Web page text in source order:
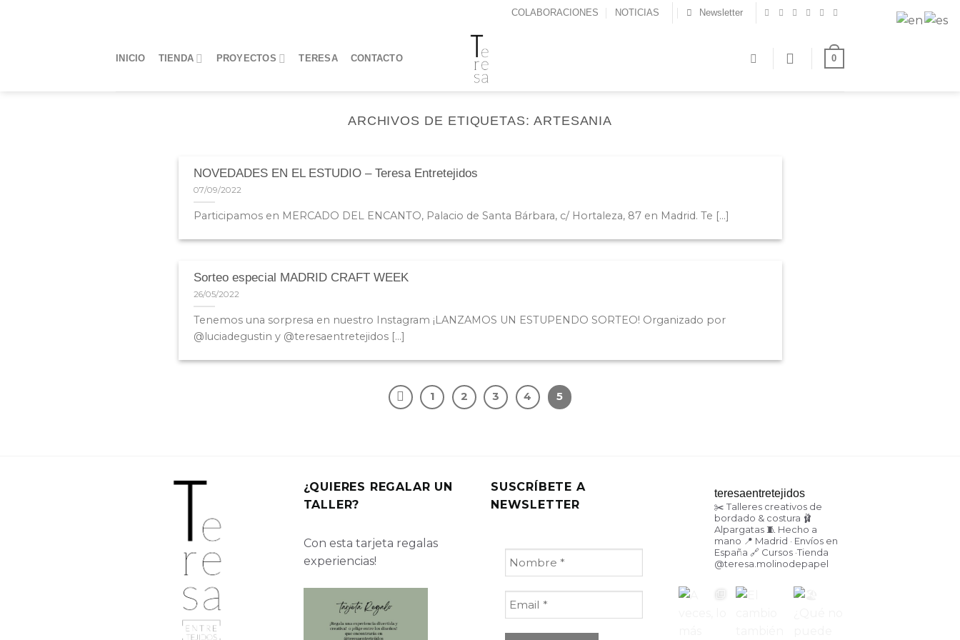
COLABORACIONES NOTICIAS Newsletter
INICIO TIENDA PROYECTOS TERESA CONTACTO 0
ARCHIVOS DE ETIQUETAS: ARTESANIA
NOVEDADES EN EL ESTUDIO – Teresa Entretejidos
07/09/2022
Participamos en MERCADO DEL ENCANTO, Palacio de Santa Bárbara, c/ Hortaleza, 87 en Madrid. Te [...]
Sorteo especial MADRID CRAFT WEEK
26/05/2022
Tenemos una sorpresa en nuestro Instagram ¡LANZAMOS UN ESTUPENDO SORTEO! Organizado por
@luciadegustin y @teresaentretejidos [...]
1 2 3 4 5
¿QUIERES REGALAR UN
TALLER?
Con esta tarjeta regalas
experiencias!
SUSCRÍBETE A
NEWSLETTER
teresaentretejidos
✂️ Talleres creativos de
bordado & costura 🩰
Alpargatas🧵 Hecho a
mano 📍 Madrid · Envíos en
España 🔗 Cursos ·Tienda
@teresa.molinodepapel